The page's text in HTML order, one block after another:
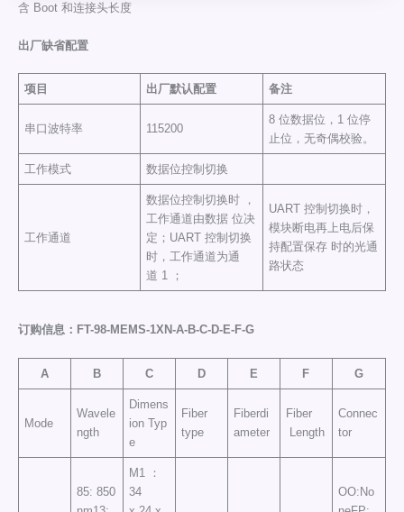
含 Boot 和连接头长度
出厂缺省配置
项目 出厂默认配置 备注
串口波特率 115200
8 位数据位，1 位停
止位，无奇偶校验。
工作模式 数据位控制切换
工作通道
数据位控制切换时 ，
工作通道由数据 位决
定；UART 控制切换
时，工作通道为通
道 1 ；
UART 控制切换时，
模块断电再上电后保
持配置保存 时的光通
路状态
订购信息：FT-98-MEMS-1XN-A-B-C-D-E-F-G
A B C D E F G
Mode
Wavele
ngth
Dimens
ion Typ
e
Fiber
type
Fiberdi
ameter
Fiber
Length
Connec
tor
85: 850
M1 ：
34
OO:No